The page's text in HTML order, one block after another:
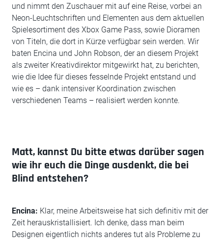
und nimmt den Zuschauer mit auf eine Reise, vorbei an
Neon-Leuchtschriften und Elementen aus dem aktuellen
Spielesortiment des Xbox Game Pass, sowie Dioramen
von Titeln, die dort in Kürze verfügbar sein werden. Wir
baten Encina und John Robson, der an diesem Projekt
als zweiter Kreativdirektor mitgewirkt hat, zu berichten,
wie die Idee für dieses fesselnde Projekt entstand und
wie es – dank intensiver Koordination zwischen
verschiedenen Teams – realisiert werden konnte.
Matt, kannst Du bitte etwas darüber sagen
wie ihr euch die Dinge ausdenkt, die bei
Blind entstehen?
Encina: Klar, meine Arbeitsweise hat sich definitiv mit der
Zeit herauskristallisiert. Ich denke, dass man beim
Designen eigentlich nichts anderes tut als Probleme zu